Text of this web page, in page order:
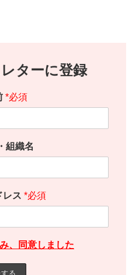
ターに登録
*必須
組織名
レス *必須
、同意しました